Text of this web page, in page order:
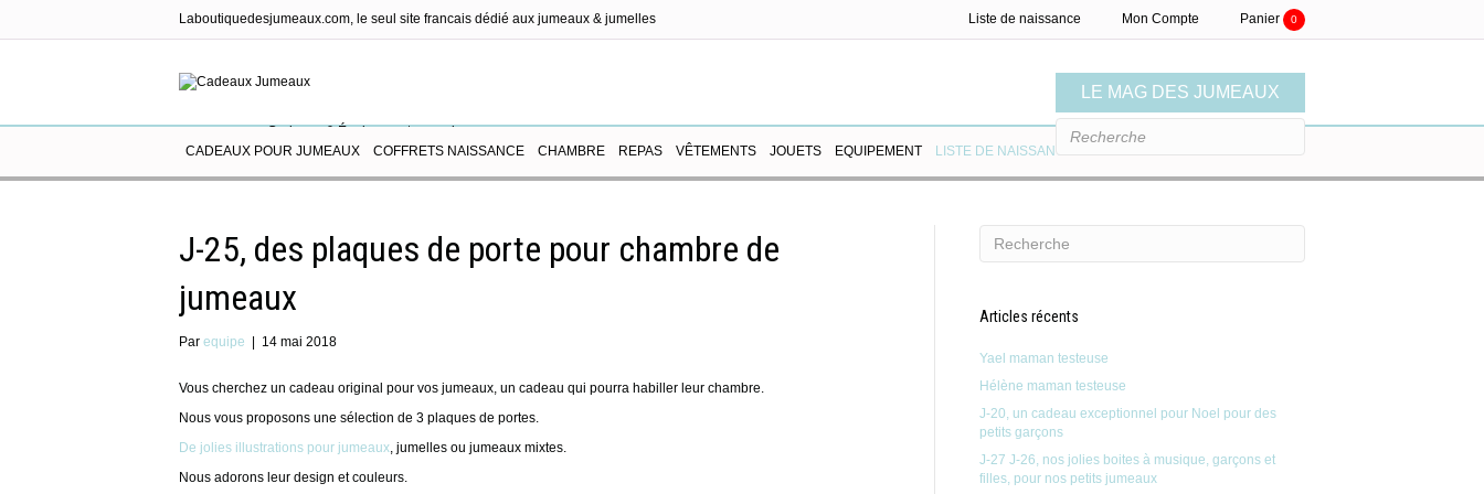
Laboutiquedesjumeaux.com, le seul site francais dédié aux jumeaux & jumelles Liste de naissance Mon Compte Panier 0
Cadeaux & Équipements pour jumeaux
LE MAG DES JUMEAUX
CADEAUX POUR JUMEAUX COFFRETS NAISSANCE CHAMBRE REPAS VÊTEMENTS JOUETS EQUIPEMENT LISTE DE NAISSANCE
J-25, des plaques de porte pour chambre de
jumeaux
Par equipe 14 mai 2018
Vous cherchez un cadeau original pour vos jumeaux, un cadeau qui pourra habiller leur chambre.
Nous vous proposons une sélection de 3 plaques de portes.
De jolies illustrations pour jumeaux, jumelles ou jumeaux mixtes.
Nous adorons leur design et couleurs.
Articles récents
Yael maman testeuse
Hélène maman testeuse
J-20, un cadeau exceptionnel pour Noel pour des
petits garçons
J-27 J-26, nos jolies boites à musique, garçons et
filles, pour nos petits jumeaux